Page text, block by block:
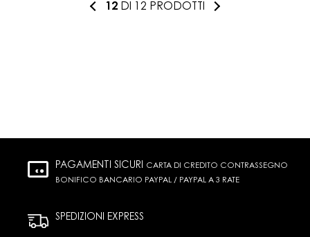
12 DI 12 PRODOTTI
PAGAMENTI SICURI CARTA DI CREDITO CONTRASSEGNO
BONIFICO BANCARIO PAYPAL / PAYPAL A 3 RATE
SPEDIZIONI EXPRESS